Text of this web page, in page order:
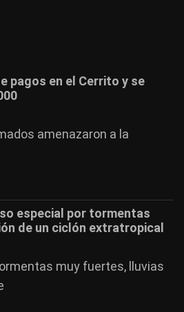
pagos en el Cerrito y se
amenazaron a la
especial por tormentas
de un ciclón extratropical
muy fuertes, lluvias